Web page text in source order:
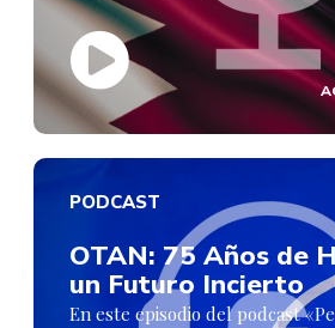
PODCAST
OTAN: 75 Años de
un Futuro Incierto
En este episodio del podcast